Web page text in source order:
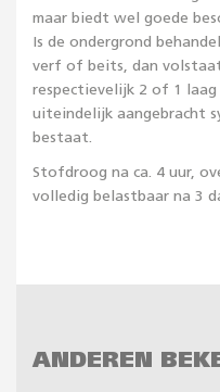
maar biedt wel goede
Is de ondergrond
verf of beits, dan
respectievelijk 2 of 1
uiteindelijk aangebracht
bestaat.
Stofdroog na ca. 4 uur,
volledig belastbaar na 3
ANDEREN